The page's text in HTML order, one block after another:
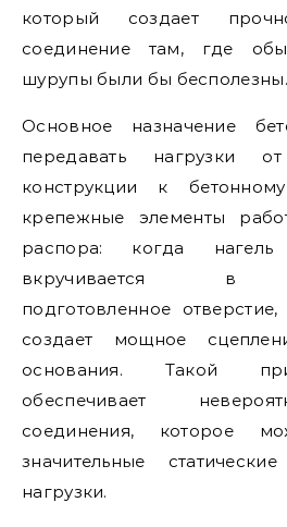
который создает
соединение там, где
шурупы были бы бесполезны.
Основное назначение
передавать нагрузки
конструкции к
крепежные элементы
распора: когда
вкручивается в
подготовленное
создает мощное
основания. Такой
обеспечивает
соединения, которое
значительные
нагрузки.